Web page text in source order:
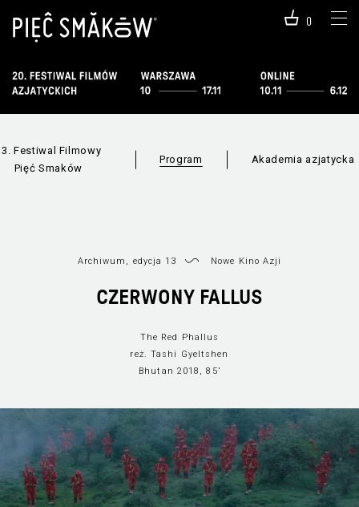
0
Festiwal Filmowy
Pięć Smaków
Program
Informacje o
programie
Akademia azjatycka
Archiwum, edycja 13 Nowe Kino Azji
CZERWONY FALLUS
The Red Phallus
reż. Tashi Gyeltshen
Bhutan 2018, 85’